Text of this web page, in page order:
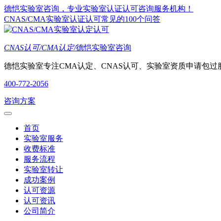
德恺实验室咨询，专业实验室认证认可咨询服务机构！
CNAS/CMA实验室认证认可常见的100个问答
CNAS认可/CMA认定/德恺实验室咨询
德恺实验室专注CMA认定、CNAS认可、实验室资质申请包过
400-772-2056
咨询方案
首页
实验室服务
收费标准
服务流程
实验室转让
成功案例
认可资源
认可资讯
公司简介